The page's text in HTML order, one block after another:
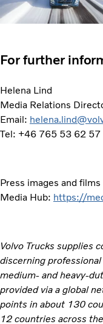
For further
Helena Lind
Media Relations
Email:
Tel: +46 765 53 62 57
Press images and films
Media Hub: https://
Volvo Trucks supplies
discerning
medium- and heavy-
provided via a global
points in about 130
12 countries across